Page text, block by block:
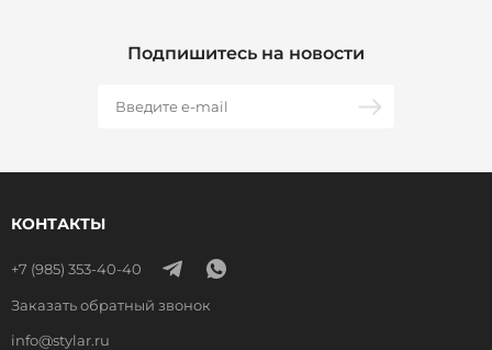
Подпишитесь на новости
КОНТАКТЫ
+7 (985) 353-40-40
Заказать обратный звонок
info@stylar.ru